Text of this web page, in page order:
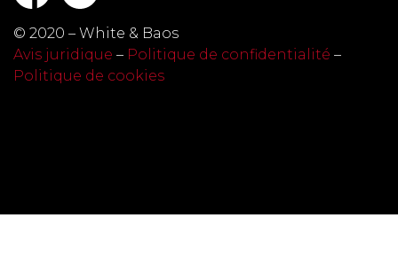
© 2020 – White & Baos
Avis juridique – Politique de confidentialité –
Politique de cookies